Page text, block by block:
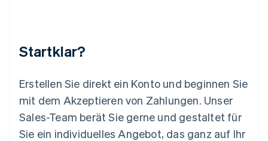
Startklar?
Erstellen Sie direkt ein Konto und beginnen Sie
mit dem Akzeptieren von Zahlungen. Unser
Sales-Team berät Sie gerne und gestaltet für
Sie ein individuelles Angebot, das ganz auf Ihr
Mexiko
English
Niederlande
Nederlands English
Norwegen
English